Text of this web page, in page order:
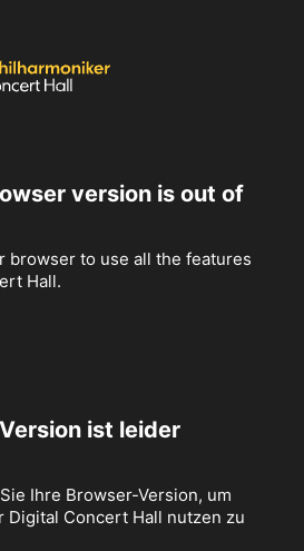
version is out of
browser to use all the features
Hall.
ist leider
Ihre Browser-Version, um
Digital Concert Hall nutzen zu